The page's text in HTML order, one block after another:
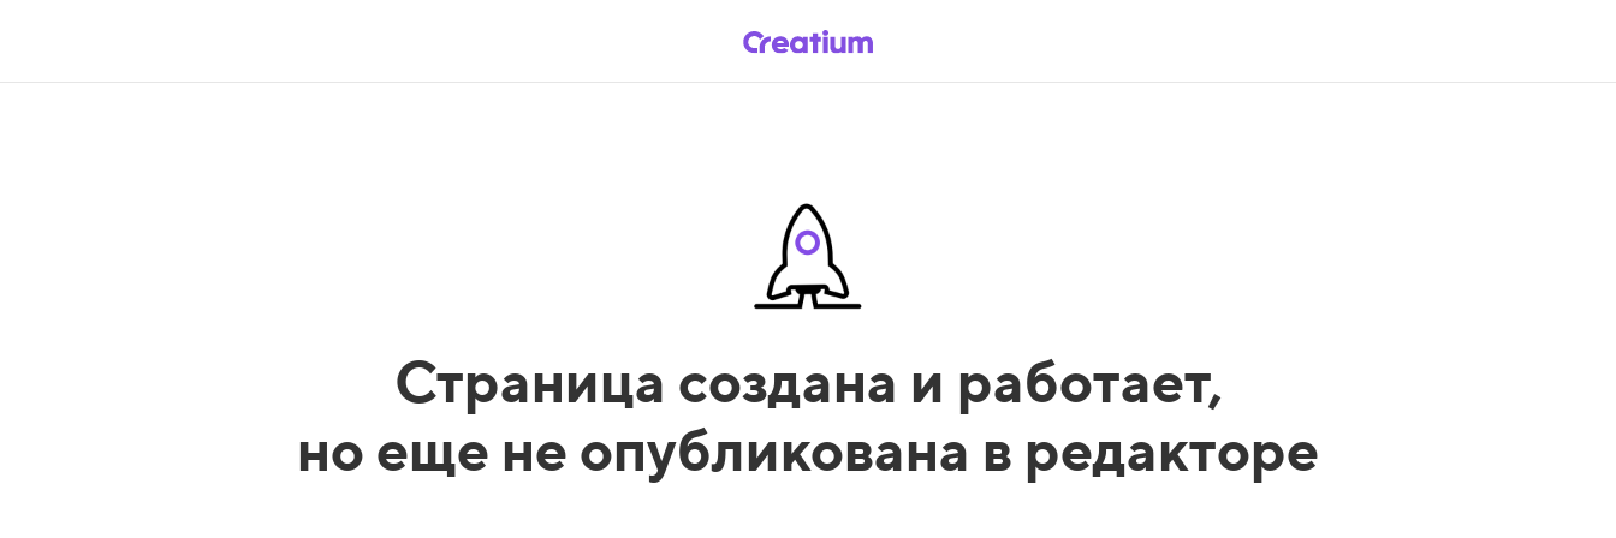
Страница создана и работает,
но еще не опубликована в редакторе